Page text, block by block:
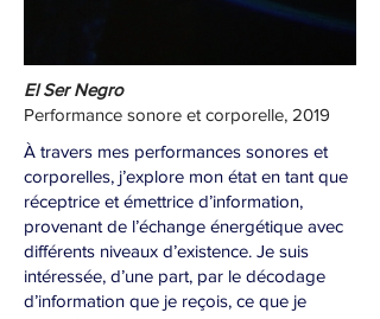
El Ser Negro
Performance sonore et corporelle, 2019
À travers mes performances sonores et
corporelles, j’explore mon état en tant que
réceptrice et émettrice d’information,
provenant de l’échange énergétique avec
différents niveaux d’existence. Je suis
intéressée, d’une part, par le décodage
d’information que je reçois, ce que je